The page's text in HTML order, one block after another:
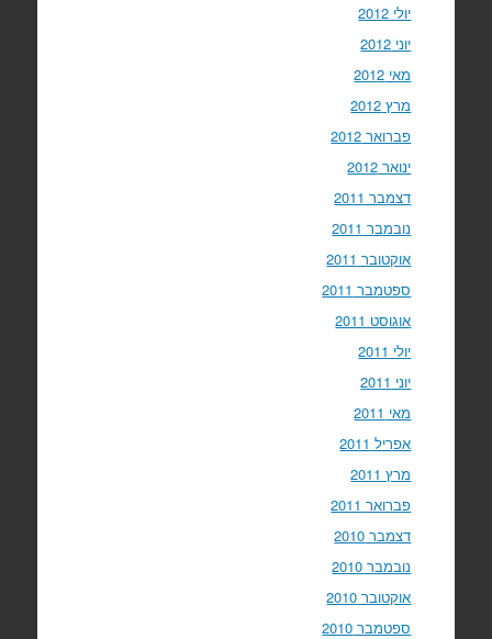
יולי 2012
יוני 2012
מאי 2012
מרץ 2012
פברואר 2012
ינואר 2012
דצמבר 2011
נובמבר 2011
אוקטובר 2011
ספטמבר 2011
אוגוסט 2011
יולי 2011
יוני 2011
מאי 2011
אפריל 2011
מרץ 2011
פברואר 2011
דצמבר 2010
נובמבר 2010
אוקטובר 2010
ספטמבר 2010